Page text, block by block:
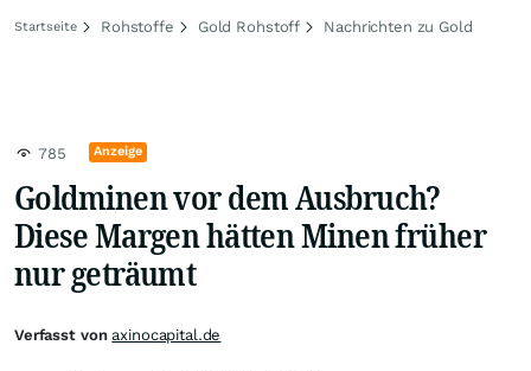
Startseite Rohstoffe Gold Rohstoff Nachrichten zu Gold
785 Anzeige
Goldminen vor dem Ausbruch?
Diese Margen hätten Minen früher
nur geträumt
Verfasst vonaxinocapital.de